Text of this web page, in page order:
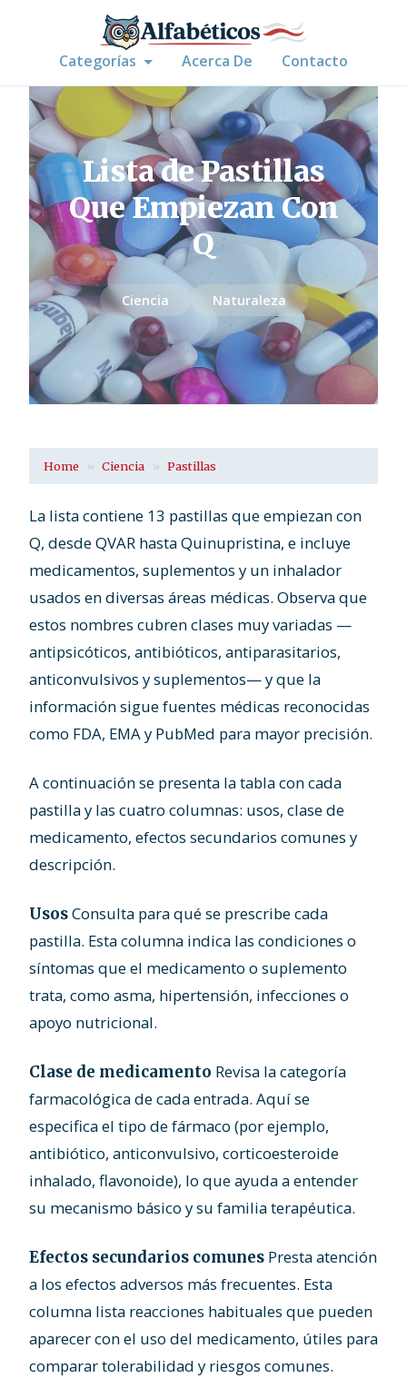
Categorías Acerca De Contacto
Lista de Pastillas
Que Empiezan Con
Q
Ciencia Naturaleza
Home Ciencia Pastillas
La lista contiene 13 pastillas que empiezan con
Q, desde QVAR hasta Quinupristina, e incluye
medicamentos, suplementos y un inhalador
usados en diversas áreas médicas. Observa que
estos nombres cubren clases muy variadas —
antipsicóticos, antibióticos, antiparasitarios,
anticonvulsivos y suplementos— y que la
información sigue fuentes médicas reconocidas
como FDA, EMA y PubMed para mayor precisión.
A continuación se presenta la tabla con cada
pastilla y las cuatro columnas: usos, clase de
medicamento, efectos secundarios comunes y
descripción.
UsosConsulta para qué se prescribe cada
pastilla. Esta columna indica las condiciones o
síntomas que el medicamento o suplemento
trata, como asma, hipertensión, infecciones o
apoyo nutricional.
Clase de medicamento Revisa la categoría
farmacológica de cada entrada. Aquí se
especifica el tipo de fármaco (por ejemplo,
antibiótico, anticonvulsivo, corticoesteroide
inhalado, flavonoide), lo que ayuda a entender
su mecanismo básico y su familia terapéutica.
Efectos secundarios comunes Presta atención
a los efectos adversos más frecuentes. Esta
columna lista reacciones habituales que pueden
aparecer con el uso del medicamento, útiles para
comparar tolerabilidad y riesgos comunes.